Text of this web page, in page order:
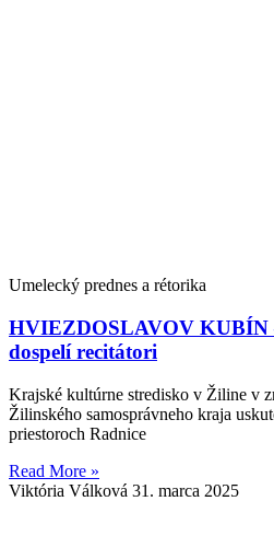
Umelecký prednes a rétorika
HVIEZDOSLAVOV KUBÍN
dospelí recitátori
Krajské kultúrne stredisko v Žiline v
Žilinského samosprávneho kraja
priestoroch Radnice
Read More »
Viktória Válková 31. marca 2025